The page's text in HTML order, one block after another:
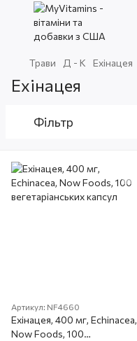
Трави Д - К Ехінацея
Ехінацея
Фільтр
Артикул: NF4660
Ехінацея, 400 мг, Echinacea,
Now Foods, 100